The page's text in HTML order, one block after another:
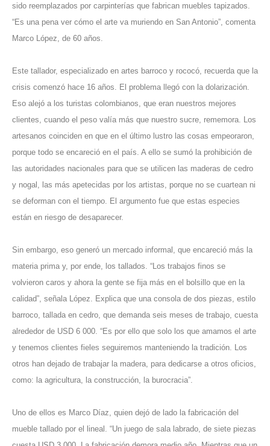
sido reemplazados por carpinterías que fabrican muebles tapizados.
“Es una pena ver cómo el arte va muriendo en San Antonio”, comenta
Marco López, de 60 años.
Este tallador, especializado en artes barroco y rococó, recuerda que la
crisis comenzó hace 16 años. El problema llegó con la dolarización.
Eso alejó a los turistas colombianos, que eran nuestros mejores
clientes, cuando el peso valía más que nuestro sucre, rememora. Los
artesanos coinciden en que en el último lustro las cosas empeoraron,
porque todo se encareció en el país. A ello se sumó la prohibición de
las autoridades nacionales para que se utilicen las maderas de cedro
y nogal, las más apetecidas por los artistas, porque no se cuartean ni
se deforman con el tiempo. El argumento fue que estas especies
están en riesgo de desaparecer.
Sin embargo, eso generó un mercado informal, que encareció más la
materia prima y, por ende, los tallados. “Los trabajos finos se
volvieron caros y ahora la gente se fija más en el bolsillo que en la
calidad”, señala López. Explica que una consola de dos piezas, estilo
barroco, tallada en cedro, que demanda seis meses de trabajo, cuesta
alrededor de USD 6 000. “Es por ello que solo los que amamos el arte
y tenemos clientes fieles seguiremos manteniendo la tradición. Los
otros han dejado de trabajar la madera, para dedicarse a otros oficios,
como: la agricultura, la construcción, la burocracia”.
Uno de ellos es Marco Díaz, quien dejó de lado la fabricación del
mueble tallado por el lineal. “Un juego de sala labrado, de siete piezas